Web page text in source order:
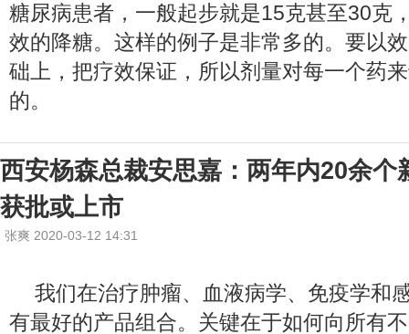
糖尿病患者，一般起步就是15克甚至30克
效的降糖。这样的例子是非常多的。要以
础上，把疗效保证，所以剂量对每一个药
的。
西安杨森总裁安思嘉：两年内20余个
获批或上市
张爽 2020-03-12 14:31
我们在治疗肿瘤、血液病学、免疫学和
有最好的产品组合。关键在于如何向所有